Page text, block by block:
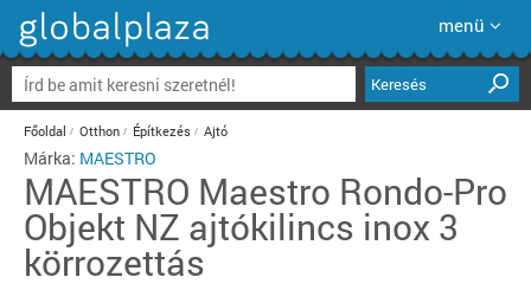
menü
Keresés
Főoldal Otthon Építkezés Ajtó
Márka: MAESTRO
MAESTRO Maestro Rondo-Pro
Objekt NZ ajtókilincs inox 3
körrozettás